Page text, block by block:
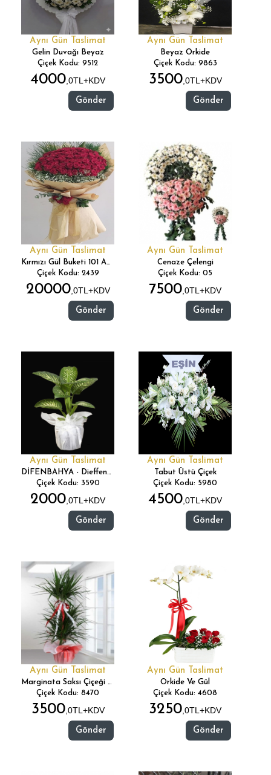
Aynı Gün Taslimat
Gelin Duvağı Beyaz
Çiçek Kodu: 9512
4000,0TL+KDV
Gönder
Aynı Gün Taslimat
Beyaz Orkide
Çiçek Kodu: 9863
3500,0TL+KDV
Gönder
Aynı Gün Taslimat
Kırmızı Gül Buketi 101 Adet
Çiçek Kodu: 2439
20000,0TL+KDV
Gönder
Aynı Gün Taslimat
Cenaze Çelengi
Çiçek Kodu: 05
7500,0TL+KDV
Gönder
Aynı Gün Taslimat
DİFENBAHYA - Dieffenbachia
Çiçek Kodu: 3590
2000,0TL+KDV
Gönder
Aynı Gün Taslimat
Tabut Üstü Çiçek
Çiçek Kodu: 5980
4500,0TL+KDV
Gönder
Aynı Gün Taslimat
Marginata Saksı Çiçeği 3 Lü
Çiçek Kodu: 8470
3500,0TL+KDV
Gönder
Aynı Gün Taslimat
Orkide Ve Gül
Çiçek Kodu: 4608
3250,0TL+KDV
Gönder